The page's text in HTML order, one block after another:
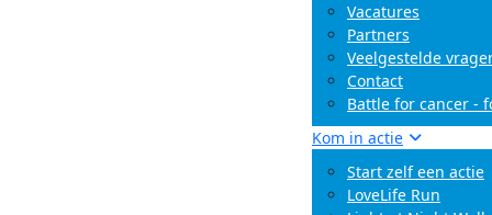
Vacatures
Partners
Veelgestelde
Contact
Battle for cancer -
Kom in actie
Start zelf een actie
LoveLife Run